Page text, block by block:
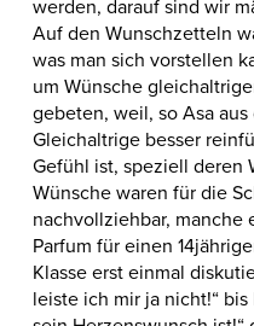
werden, darauf sind wir
Auf den Wunschzetteln
was man sich vorstellen
um Wünsche
gebeten, weil, so Asa aus
Gleichaltrige besser
Gefühl ist, speziell deren
Wünsche waren für die
nachvollziehbar,
Parfum für einen
Klasse erst einmal
leiste ich mir ja nicht!“